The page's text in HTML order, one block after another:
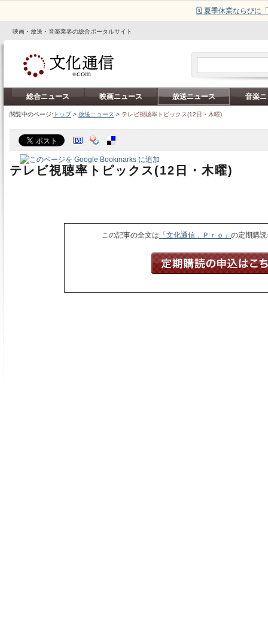
🗓️ 夏季休業ならびに
映画・放送・音楽業界の総合ポータルサイト
総合ニュース 映画ニュース 放送ニュース 音楽
閲覧中のページ: トップ> 放送ニュース > テレビ視聴率トピックス(12日・木曜)
テレビ視聴率トピックス(12日・木曜)
この記事の全文は 「文化通信．Ｐｒｏ」の定期購